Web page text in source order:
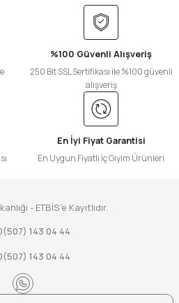
%100 Güvenli Alışveriş
250 Bit SSL Sertifikası ile %100 güvenli
alışveriş
En İyi Fiyat Garantisi
En Uygun Fiyatlı İç Giyim Ürünleri
- ETBİS'e Kayıtlıdır.
143 04 44
143 04 44